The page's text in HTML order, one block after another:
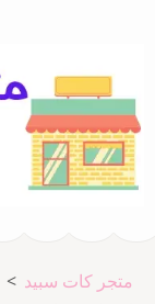
المحتوى
(اضغط
Enter)
متجر كات سبيد >